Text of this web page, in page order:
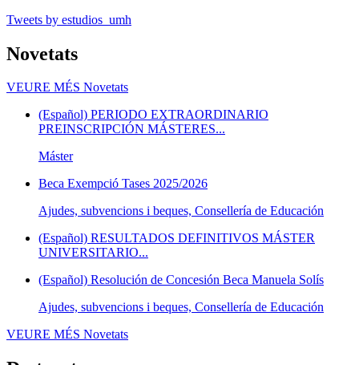
Tweets by estudios_umh
Novetats
VEURE MÉS Novetats
(Español) PERIODO EXTRAORDINARIO
PREINSCRIPCIÓN MÁSTERES...
Máster
Beca Exempció Tases 2025/2026
Ajudes, subvencions i beques, Consellería de Educación
(Español) RESULTADOS DEFINITIVOS MÁSTER
UNIVERSITARIO...
(Español) Resolución de Concesión Beca Manuela Solís
Ajudes, subvencions i beques, Consellería de Educación
VEURE MÉS Novetats